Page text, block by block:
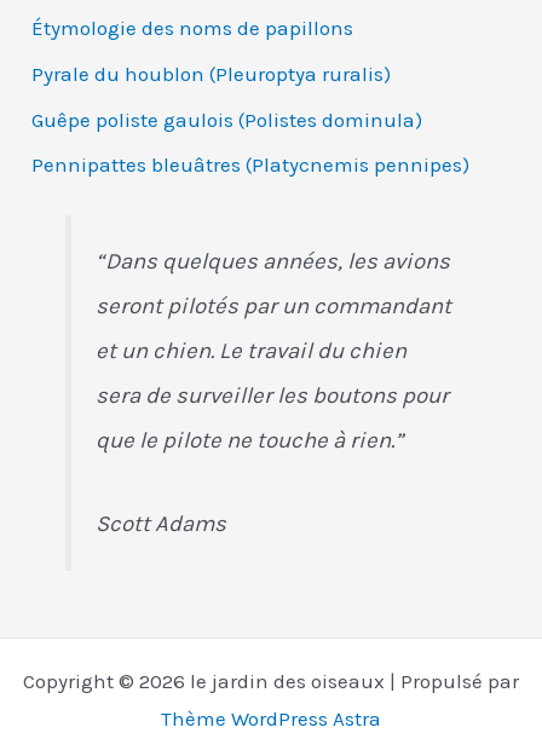
Étymologie des noms de papillons
Pyrale du houblon (Pleuroptya ruralis)
Guêpe poliste gaulois (Polistes dominula)
Pennipattes bleuâtres (Platycnemis pennipes)
“Dans quelques années, les avions
seront pilotés par un commandant
et un chien. Le travail du chien
sera de surveiller les boutons pour
que le pilote ne touche à rien.”
Scott Adams
Copyright © 2026 le jardin des oiseaux | Propulsé par
Thème WordPress Astra